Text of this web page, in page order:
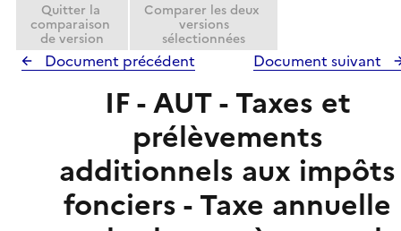
Quitter la
comparaison
de version
Comparer les deux
versions
sélectionnées
Document précédent Document suivant
IF - AUT - Taxes et
prélèvements
additionnels aux impôts
fonciers - Taxe annuelle